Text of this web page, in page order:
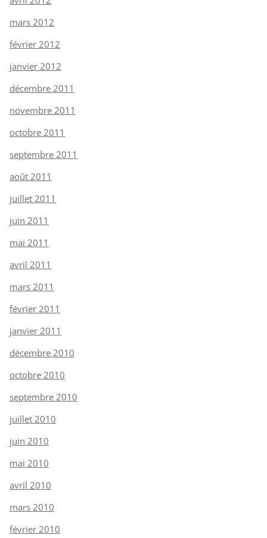
mars 2012
février 2012
janvier 2012
décembre 2011
novembre 2011
octobre 2011
septembre 2011
août 2011
juillet 2011
juin 2011
mai 2011
avril 2011
mars 2011
février 2011
janvier 2011
décembre 2010
octobre 2010
septembre 2010
juillet 2010
juin 2010
mai 2010
avril 2010
mars 2010
février 2010